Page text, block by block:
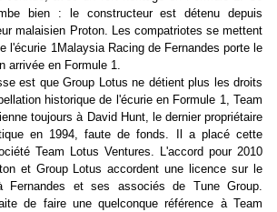
bien : le constructeur est détenu depuis
malaisien Proton. Les compatriotes se mettent
l'écurie 1Malaysia Racing de Fernandes porte le
arrivée en Formule 1.
est que Group Lotus ne détient plus les droits
historique de l'écurie en Formule 1, Team
toujours à David Hunt, le dernier propriétaire
en 1994, faute de fonds. Il a placé cette
Team Lotus Ventures. L'accord pour 2010
et Group Lotus accordent une licence sur le
Fernandes et ses associés de Tune Group.
de faire une quelconque référence à Team